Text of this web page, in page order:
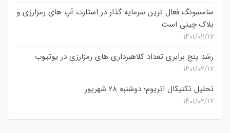
سامسونگ فعال‌ ترین سرمایه‌ گذار در استارت‌ آپ‌ های رمزارزی و
بلاک چینی است
۱۴۰۱/۰۲/۱۷
رشد پنج برابری تعداد کلاهبرداری های رمزارزی در یوتیوب
۱۴۰۱/۰۲/۱۷
تحلیل تکنیکال اتریوم؛ دوشنبه 28 شهریور
۱۴۰۱/۰۲/۱۷